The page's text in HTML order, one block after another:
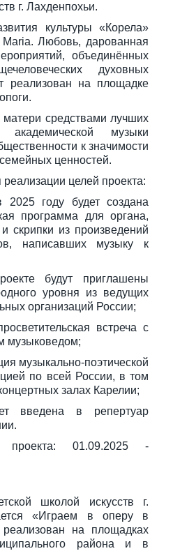
г. Лахденпохьи.
культуры «Корела»
Любовь, дарованная
объединённых
духовных
реализован на площадке
средствами лучших
музыки
к значимости
ценностей.
реализации целей проекта:
году будет создана
программа для органа,
скрипки из произведений
написавших музыку к
будут приглашены
уровня из ведущих
организаций России;
встреча с
музыковедом;
музыкально-поэтической
по всей России, в том
залах Карелии;
введена в репертуар
проекта: 01.09.2025 -
школой искусств г.
«Играем в оперу в
на площадках
района и в